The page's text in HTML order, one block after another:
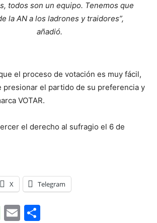
todos son un equipo. Tenemos que
la AN a los ladrones y traidores”,
añadió.
el proceso de votación es muy fácil,
presionar el partido de su preferencia y
VOTAR.
el derecho al sufragio el 6 de
X Telegram
WhatsApp
Email